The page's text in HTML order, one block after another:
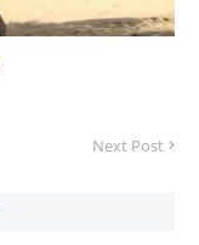
Next Post